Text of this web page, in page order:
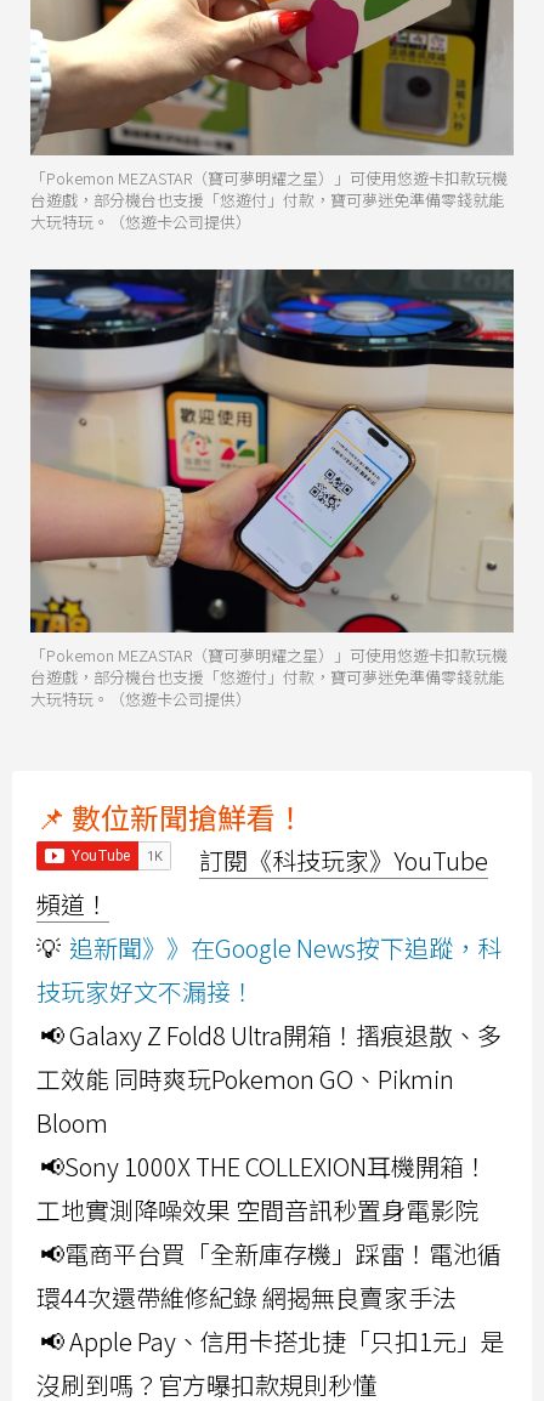
「Pokemon MEZASTAR（寶可夢明耀之星）」可使用悠遊卡扣款玩機
台遊戲，部分機台也支援「悠遊付」付款，寶可夢迷免準備零錢就能
大玩特玩。（悠遊卡公司提供）
「Pokemon MEZASTAR（寶可夢明耀之星）」可使用悠遊卡扣款玩機
台遊戲，部分機台也支援「悠遊付」付款，寶可夢迷免準備零錢就能
大玩特玩。（悠遊卡公司提供）
📌 數位新聞搶鮮看！
訂閱《科技玩家》YouTube
頻道！
💡 追新聞》》在Google News按下追蹤，科
技玩家好文不漏接！
📢 Galaxy Z Fold8 Ultra開箱！摺痕退散、多
工效能 同時爽玩Pokemon GO、Pikmin
Bloom
📢Sony 1000X THE COLLEXION耳機開箱！
工地實測降噪效果 空間音訊秒置身電影院
📢電商平台買「全新庫存機」踩雷！電池循
環44次還帶維修紀錄 網揭無良賣家手法
📢 Apple Pay、信用卡搭北捷「只扣1元」是
沒刷到嗎？官方曝扣款規則秒懂